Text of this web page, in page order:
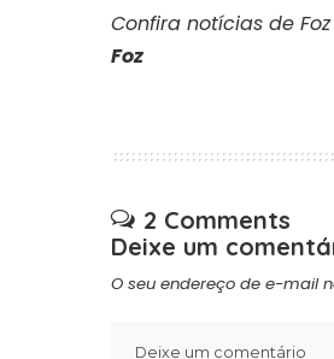
Confira notícias de
Foz
2 Comments
Deixe um
O seu endereço de e-mail